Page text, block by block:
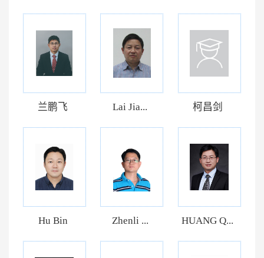
兰鹏飞 Lai Jia... 柯昌剑
Hu Bin Zhenli ... HUANG Q...